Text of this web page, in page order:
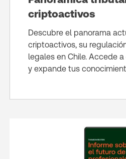
criptoactivos
Descubre el panorama
criptoactivos, su
legales en Chile. Accede
y expande tus